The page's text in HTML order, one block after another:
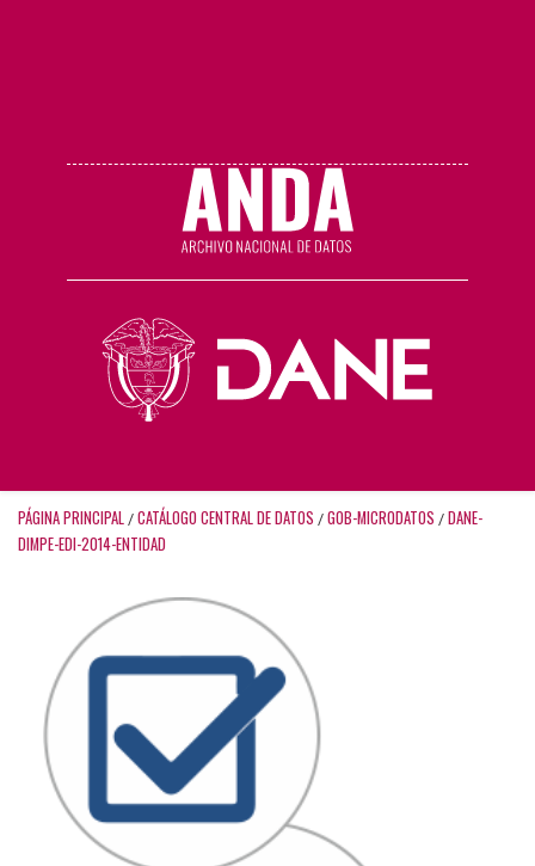
PÁGINA PRINCIPAL / CATÁLOGO CENTRAL DE DATOS / GOB-MICRODATOS / DANE-
DIMPE-EDI-2014-ENTIDAD